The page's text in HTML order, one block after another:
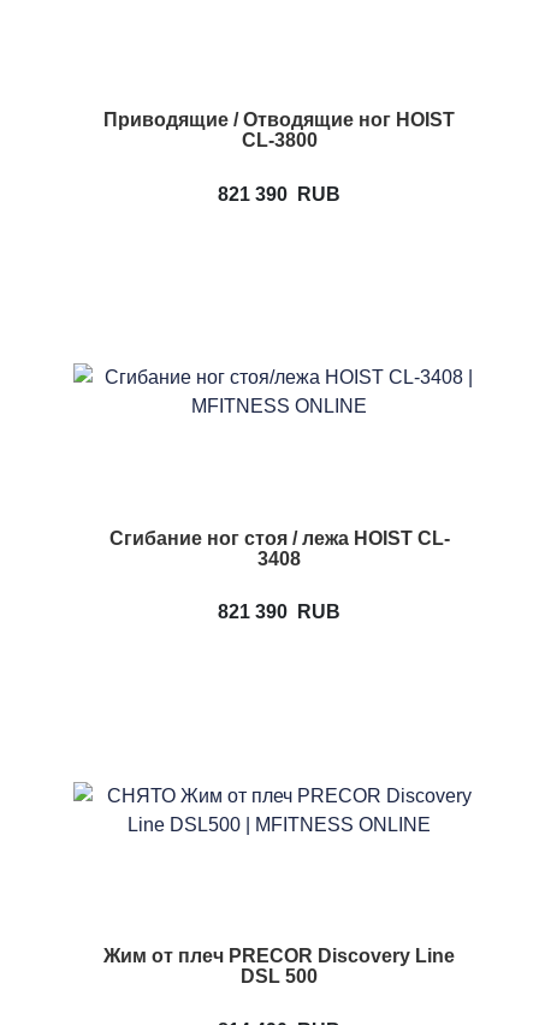
Приводящие / Отводящие ног HOIST
CL-3800
821 390 RUB
Сгибание ног стоя / лежа HOIST CL-
3408
821 390 RUB
Жим от плеч PRECOR Discovery Line
DSL 500